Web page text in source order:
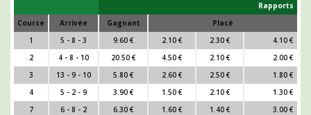
Rapports
Course
Arrivée Gagnant
Placé
1
5 - 8 - 3 9.60 € 2.10 € 2.30 €
4.10 €
2
4 - 8 - 10 20.50 € 4.50 € 2.10 €
2.00 €
3
13 - 9 - 10 5.80 € 2.60 € 2.50 €
1.80 €
4
5 - 2 - 9 3.90 € 1.50 € 2.10 €
1.30 €
7
6 - 8 - 2 6.30 € 1.60 € 1.40 €
3.00 €